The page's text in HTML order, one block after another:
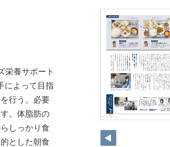
栄養サポート
によって目指
行う。必要
。体脂肪の
しっかり食
とした朝食